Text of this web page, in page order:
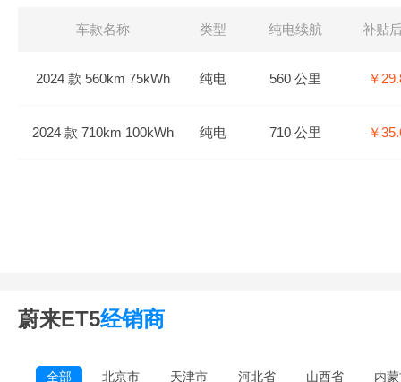
车款名称 类型 纯电续航 补贴
2024 款 560km 75kWh 纯电 560 公里 ￥
2024 款 710km 100kWh 纯电 710 公里 ￥
蔚来ET5经销商
全部 北京市 天津市 河北省 山西省 内